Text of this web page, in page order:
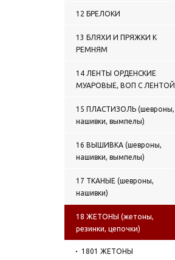
12 БРЕЛОКИ
13 БЛЯХИ И ПРЯЖКИ К
РЕМНЯМ
14 ЛЕНТЫ ОРДЕНСКИЕ
МУАРОВЫЕ, ВОП С ЛЕНТОЙ
15 ПЛАСТИЗОЛЬ (шевроны,
нашивки, вымпелы)
16 ВЫШИВКА (шевроны,
нашивки, вымпелы)
17 ТКАНЫЕ (шевроны,
нашивки)
18 ЖЕТОНЫ (жетоны,
резинки, цепочки)
1801 ЖЕТОНЫ